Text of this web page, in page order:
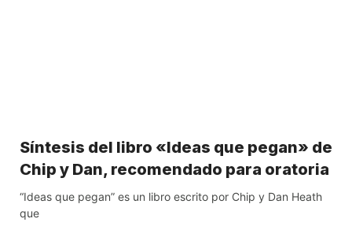
Síntesis del libro «Ideas que pegan» de
Chip y Dan, recomendado para oratoria
“Ideas que pegan” es un libro escrito por Chip y Dan Heath
que